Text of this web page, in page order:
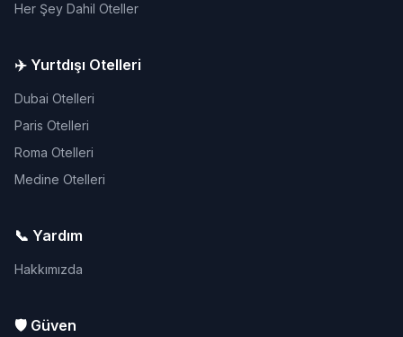
Her Şey Dahil Oteller
✈️ Yurtdışı Otelleri
Dubai Otelleri
Paris Otelleri
Roma Otelleri
Medine Otelleri
📞 Yardım
Hakkımızda
🛡️ Güven